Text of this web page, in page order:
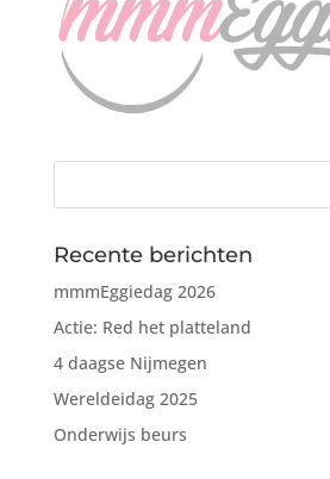
Recente berichten
mmmEggiedag 2026
Actie: Red het platteland
4 daagse Nijmegen
Wereldeidag 2025
Onderwijs beurs